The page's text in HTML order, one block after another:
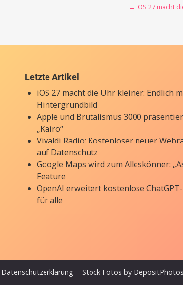
Letzte Artikel
iOS 27 macht die Uhr kleiner: Endlich
Hintergrundbild
Apple und Brutalismus 3000
„Kairo“
Vivaldi Radio: Kostenloser neuer
auf Datenschutz
Google Maps wird zum Alleskönner:
Feature
OpenAI erweitert kostenlose
für alle
Datenschutzerklärung Stock Fotos by DepositPhotos